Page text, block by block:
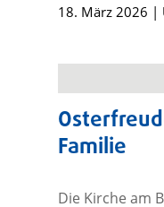
18. März 2026 |
Familie
Die Kirche am